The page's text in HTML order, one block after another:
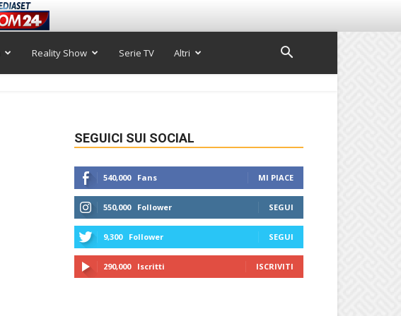
Reality Show Serie TV Altri
SEGUICI SUI SOCIAL
540,000 Fans MI PIACE
550,000 Follower SEGUI
9,300 Follower SEGUI
290,000 Iscritti ISCRIVITI